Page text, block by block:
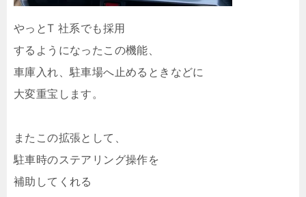
やっとT 社系でも採用
するようになったこの機能、
車庫入れ、駐車場へ止めるときなどに
大変重宝します。
またこの拡張として、
駐車時のステアリング操作を
補助してくれる